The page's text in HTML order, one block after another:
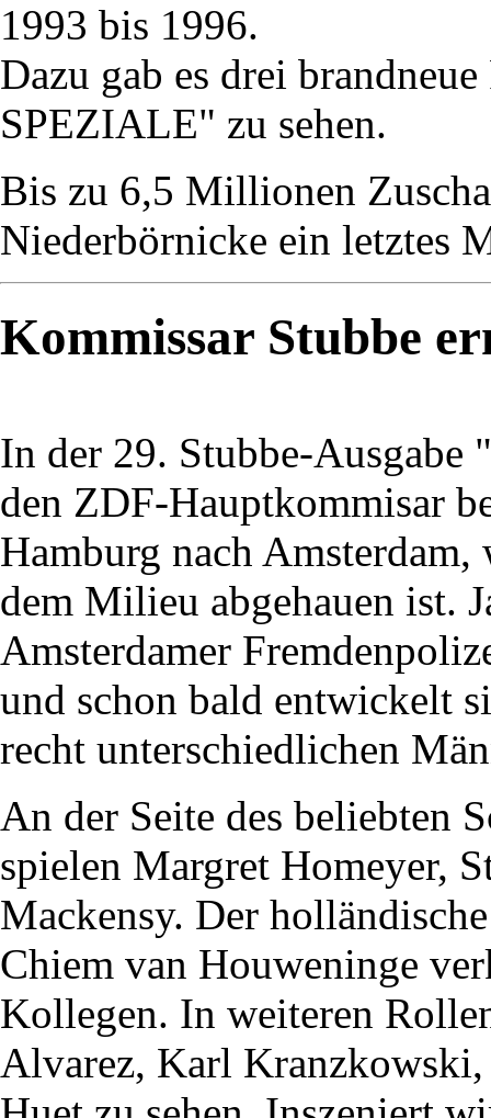
1993 bis 1996.
Dazu gab es drei
SPEZIALE" zu sehen.
Bis zu 6,5 Millionen
Niederbörnicke ein letztes
Kommissar Stubbe
In der 29. Stubbe-Ausgabe
den ZDF-Hauptkommisar
Hamburg nach
dem Milieu abgehauen ist.
Amsterdamer
und schon bald entwickelt
recht unterschiedlichen
An der Seite des beliebten
spielen Margret Homeyer,
Mackensy. Der
Chiem van Houweninge
Kollegen. In weiteren
Alvarez, Karl